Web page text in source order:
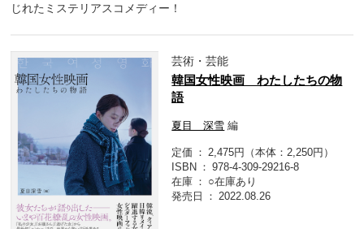
じれたミステリアスコメディー！
芸術・芸能
韓国女性映画 わたしたちの物
語
夏目 深雪 編
定価
2,475円（本体：2,250円）
ISBN
978-4-309-29216-8
在庫
○在庫あり
発売日
2022.08.26